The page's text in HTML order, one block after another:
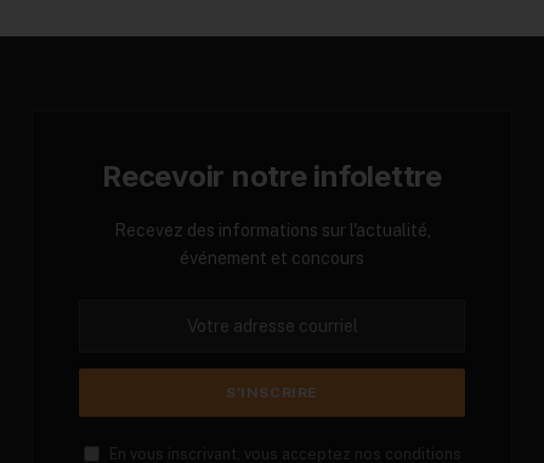
Recevoir notre infolettre
Recevez des informations sur l'actualité,
événement et concours
En vous inscrivant, vous acceptez nos conditions